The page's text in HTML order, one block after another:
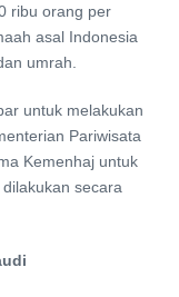
ribu orang per
asal Indonesia
umrah.
untuk melakukan
Pariwisata
Kemenhaj untuk
secara